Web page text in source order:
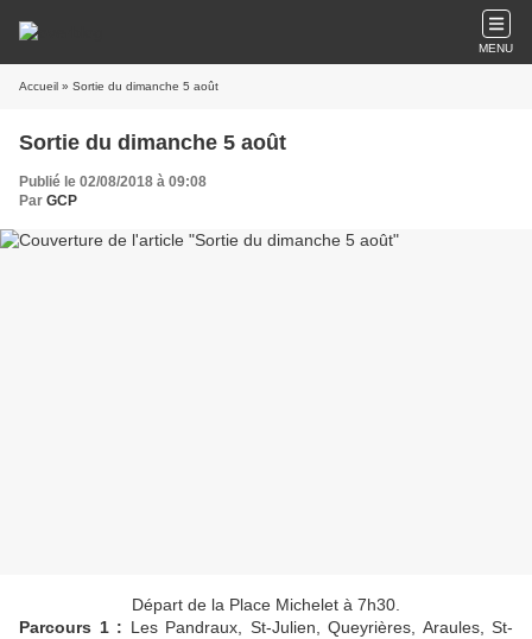
MENU
Accueil » Sortie du dimanche 5 août
Sortie du dimanche 5 août
Publié le 02/08/2018 à 09:08
Par GCP
Départ de la Place Michelet à 7h30.
Parcours 1 : Les Pandraux, St-Julien, Queyrières, Araules, St-